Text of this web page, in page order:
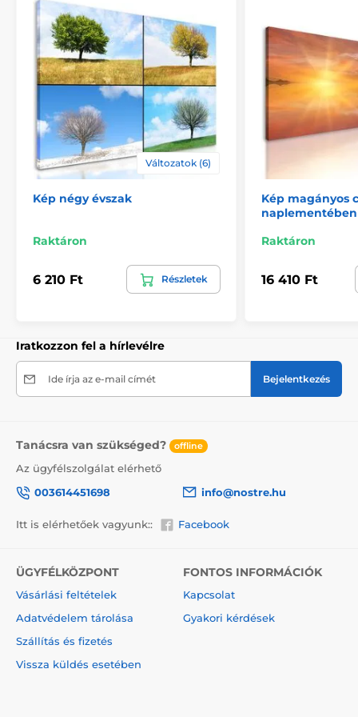
megerősítésére.
Biztonságos csomagolás
Fontos számunkra, hogy a műhelyünkből származó
kép biztonságosan házhoz kerüljön. Ezért alapos
minőségellenőrzés után vastag
túlmenően, hogy figyelmeztesse a szállítót a törékeny
termékre, ne felejtsük el a törékeny árukra vonatkozó
információkat elhelyezni a dobozon, ami csökkenti a
szállítás során bekövetkező sérülések mértékét.
Kiváló minőségű vászon, melynek súlya 370 g/m
biztosítják a színtelítettséget (12-16 menet, tinta
találhatók).
5V-os kartondobozba csomagolva.
Változatok (6)
Kép négy évszak
Raktáron
6 210 Ft Részletek
Kép magányos
naplementében
Raktáron
16 410 Ft
Iratkozzon fel a hírlevélre
Ide írja az e-mail címét Bejelentkezés
Tanácsra van szükséged? offline
Az ügyfélszolgálat elérhető
003614451698
info@nostre.hu
Itt is elérhetőek vagyunk:: Facebook
ÜGYFÉLKÖZPONT
Vásárlási feltételek
Adatvédelem tárolása
Szállítás és fizetés
Vissza küldés esetében
FONTOS INFORMÁCIÓK
Kapcsolat
Gyakori kérdések